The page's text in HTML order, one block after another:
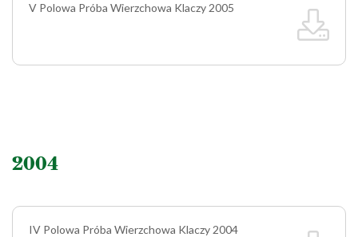
V Polowa Próba Wierzchowa Klaczy 2005
2004
IV Polowa Próba Wierzchowa Klaczy 2004